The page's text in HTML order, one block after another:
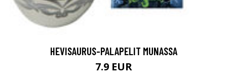
HEVISAURUS-PALAPELIT MUNASSA
7.9 EUR